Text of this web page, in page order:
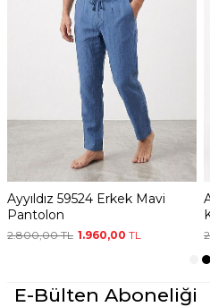
Ayyıldız 59524 Erkek Mavi
Pantolon
2.800,00TL 1.960,00TL
E-Bülten Aboneliği